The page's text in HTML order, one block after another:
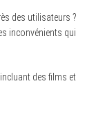
des utilisateurs ?
inconvénients qui
des films et